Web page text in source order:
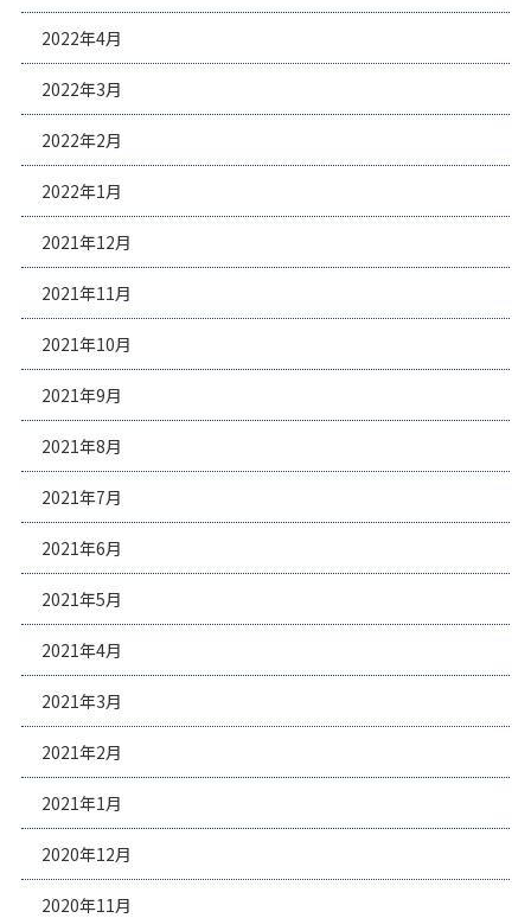
2022年4月
2022年3月
2022年2月
2022年1月
2021年12月
2021年11月
2021年10月
2021年9月
2021年8月
2021年7月
2021年6月
2021年5月
2021年4月
2021年3月
2021年2月
2021年1月
2020年12月
2020年11月